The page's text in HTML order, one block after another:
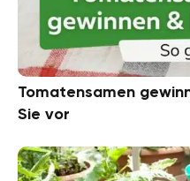
Tomatensamen
Sie vor